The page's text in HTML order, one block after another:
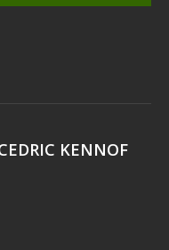
KENNOF